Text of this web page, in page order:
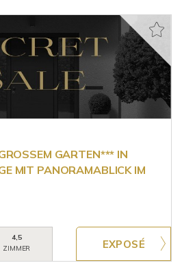
GARTEN*** IN
MIT PANORAMABLICK IM
4,5
ZIMMER